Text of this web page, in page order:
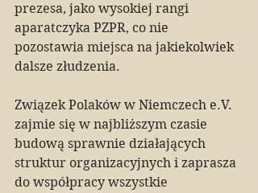
prezesa, jako wysokiej rangi
aparatczyka PZPR, co nie
pozostawia miejsca na jakiekolwiek
dalsze złudzenia.
Związek Polaków w Niemczech e.V.
zajmie się w najbliższym czasie
budową sprawnie działających
struktur organizacyjnych i zaprasza
do współpracy wszystkie